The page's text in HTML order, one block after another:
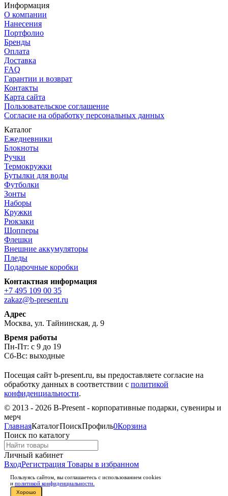
Информация
О компании
Нанесения
Портфолио
Бренды
Оплата
Доставка
FAQ
Гарантии и возврат
Контакты
Карта сайта
Пользовательское соглашение
Согласие на обработку персональных данных
Каталог
Ежедневники
Блокноты
Ручки
Термокружки
Бутылки для воды
Футболки
Зонты
Наборы
Кружки
Рюкзаки
Шопперы
Флешки
Внешние аккумуляторы
Пледы
Подарочные коробки
Контактная информация
+7 495 109 00 35
zakaz@b-present.ru
Адрес
Москва, ул. Тайнинская, д. 9
Время работы
Пн-Пт: с 9 до 19
Сб-Вс: выходные
Посещая сайт b-present.ru, вы предоставляете согласие на
обработку данных в соответствии с политикой
конфиденциальности.
© 2013 - 2026 B-Present - корпоративные подарки, сувениры и
мерч
ГлавнаяКаталогПоискПрофиль0Корзина
Поиск по каталогу
Личный кабинет
ВходРегистрация Товары в избранном
Пользуясь сайтом, вы соглашаетесь с использованием cookies
и политикой конфиденциальности.
Хорошо